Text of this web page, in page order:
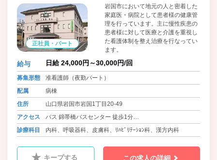
正社員・パート
岩国市において地元の人と密着した
家庭医・病院として患者様の健康管
理を行っています。主に慢性疾患の
患者様に対して医療と介護を重視し
た看護体制を整え治療を行なってい
ます。
給与 日給 24,000円～30,000円/回
募集形態
准看護師（夜勤パート）
配属
病棟
住所
山口県岩国市岩国1丁目20-49
アクセス
バス 錦帯橋バスセンター 徒歩1分
岩徳線 西岩国駅
診療科目 内科、呼吸器科、皮膚科、ﾘﾊﾋﾞﾘﾃｰｼｮﾝ科、漢方内科
キープする この求人の詳細